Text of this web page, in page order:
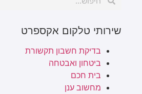
שירותי טלקום אקספרט
בדיקת חשבון תקשורת
ביטחון ואבטחה
בית חכם
מחשוב ענן